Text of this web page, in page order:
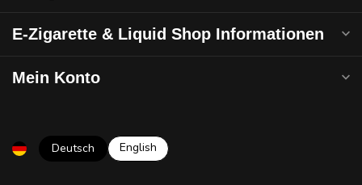
E-Zigarette & Liquid Shop Informationen
Mein Konto
Deutsch English